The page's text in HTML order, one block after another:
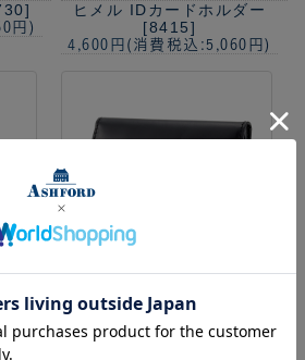
円)
ヒメル IDカードホルダー
[8415]
4,600円 (消費税込:5,060円)
円)
欠品カラー再入荷
名刺入れ[8546]